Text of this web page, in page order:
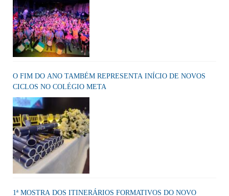
O FIM DO ANO TAMBÉM REPRESENTA INÍCIO DE NOVOS
CICLOS NO COLÉGIO META
1ª MOSTRA DOS ITINERÁRIOS FORMATIVOS DO NOVO